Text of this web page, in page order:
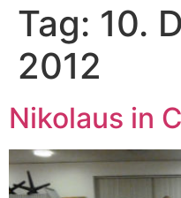
Tag: 10.
2012
Nikolaus in